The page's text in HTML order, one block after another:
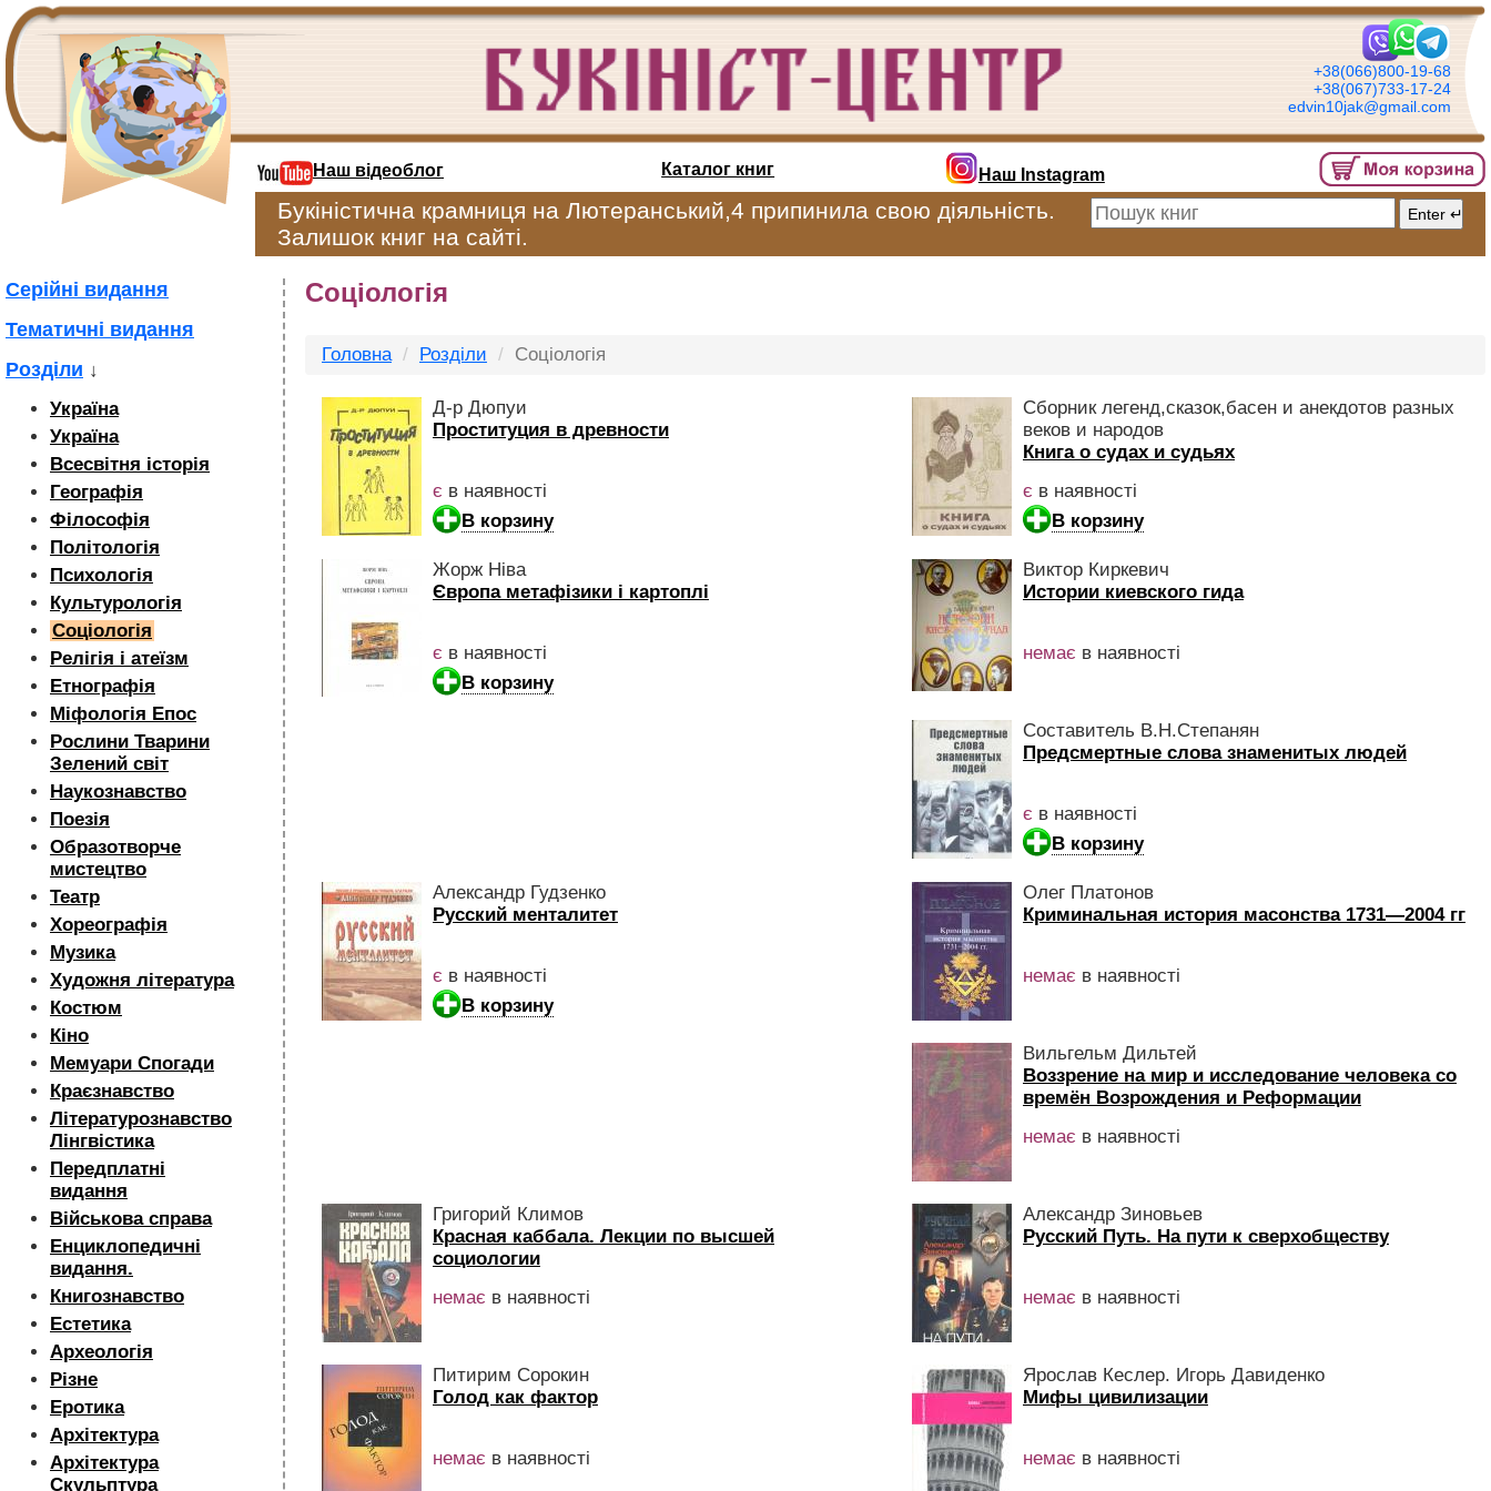
+38(066)800-19-68
+38(067)733-17-24
edvin10jak@gmail.com
Наш відеоблог Каталог книг Наш Instagram
Букіністична крамниця на Лютеранський,4 припинила свою діяльність.
Залишок книг на сайті.
Серійні видання
Тематичні видання
Розділи ↓
Україна
Україна
Всесвітня історія
Географія
Філософія
Політологія
Психологія
Культурологія
Соціологія
Релігія і атеїзм
Етнографія
Міфологія Епос
Рослини Тварини
Зелений світ
Наукознавство
Поезія
Образотворче
мистецтво
Театр
Хореографія
Музика
Художня література
Костюм
Кіно
Мемуари Спогади
Краєзнавство
Літературознавство
Лінгвістика
Передплатні
видання
Військова справа
Енциклопедичні
видання.
Книгознавство
Естетика
Археологія
Різне
Еротика
Архітектура
Архітектура
Скульптура
Соціологія
Головна Розділи Соціологія
Д-р Дюпуи
Проституция в древности
є в наявності
В корзину
Сборник легенд,сказок,басен и анекдотов разных
веков и народов
Книга о судах и судьях
є в наявності
В корзину
Жорж Ніва
Європа метафізики і картоплі
є в наявності
В корзину
Виктор Киркевич
Истории киевского гида
немає в наявності
Составитель В.Н.Степанян
Предсмертные слова знаменитых людей
є в наявності
В корзину
Александр Гудзенко
Русский менталитет
є в наявності
В корзину
Олег Платонов
Криминальная история масонства 1731—2004 гг
немає в наявності
Вильгельм Дильтей
Воззрение на мир и исследование человека со
времён Возрождения и Реформации
немає в наявності
Григорий Климов
Красная каббала. Лекции по высшей
социологии
немає в наявності
Александр Зиновьев
Русский Путь. На пути к сверхобществу
немає в наявності
Питирим Сорокин
Голод как фактор
немає в наявності
Ярослав Кеслер. Игорь Давиденко
Мифы цивилизации
немає в наявності